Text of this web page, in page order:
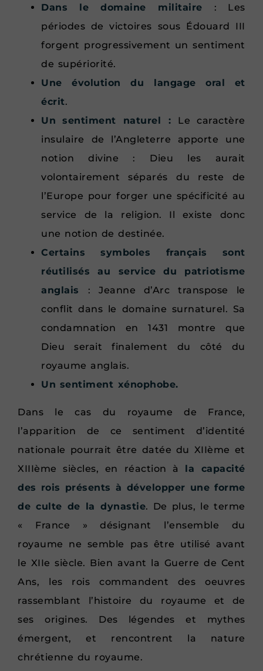
Dans le domaine militaire : Les
périodes de victoires sous Édouard III
forgent progressivement un sentiment
de supériorité.
Une évolution du langage oral et
écrit.
Un
sentiment naturel :
Le caractère
insulaire de l’Angleterre apporte une
notion divine : Dieu les aurait
volontairement séparés du reste de
l’Europe pour forger une spécificité au
service de la religion. Il existe donc
une notion de destinée.
Certains symboles français sont
réutilisés au service du patriotisme
anglais : Jeanne d’Arc transpose le
conflit dans le domaine surnaturel. Sa
condamnation en 1431 montre que
Dieu serait finalement du côté du
royaume anglais.
Un sentiment xénophobe.
Dans le cas du royaume de France,
l’apparition de ce sentiment d’identité
nationale pourrait être datée du XIIème et
XIIIème siècles, en réaction à la capacité
des rois présents à développer une forme
de culte de la dynastie. De plus, le terme
« France » désignant l’ensemble du
royaume ne semble pas être utilisé avant
le XIIe siècle. Bien avant la Guerre de Cent
Ans, les rois commandent des oeuvres
rassemblant l’histoire du royaume et de
ses origines. Des légendes et mythes
émergent, et rencontrent la nature
chrétienne du royaume.